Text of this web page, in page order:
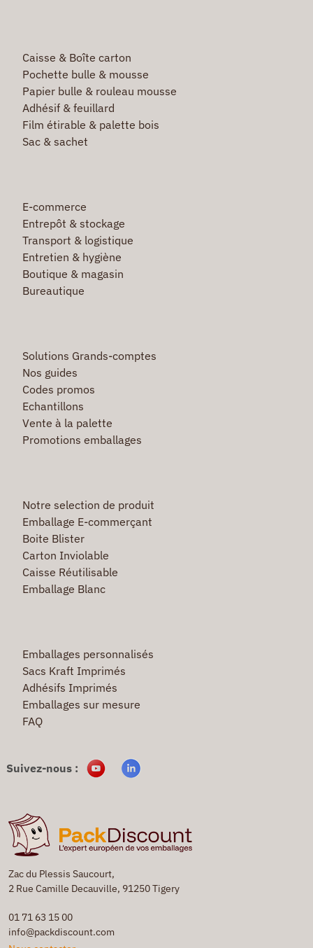
Zac du Plessis Saucourt,
2 Rue Camille Decauville, 91250 Tigery
01 71 63 15 00
info@packdiscount.com
Caisse & Boîte carton
Pochette bulle & mousse
Papier bulle & rouleau mousse
Adhésif & feuillard
Film étirable & palette bois
Sac & sachet
E-commerce
Entrepôt & stockage
Transport & logistique
Entretien & hygiène
Boutique & magasin
Bureautique
Solutions Grands-comptes
Nos guides
Codes promos
Echantillons
Vente à la palette
Promotions emballages
Notre selection de produit
Emballage E-commerçant
Boite Blister
Carton Inviolable
Caisse Réutilisable
Emballage Blanc
Emballages personnalisés
Sacs Kraft Imprimés
Adhésifs Imprimés
Emballages sur mesure
FAQ
Suivez-nous :